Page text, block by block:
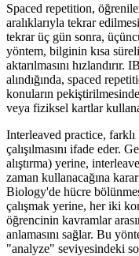
Spaced repetition,
aralıklarıyla tekrar
tekrar üç gün sonra,
yöntem, bilginin kısa
aktarılmasını hızlandırır.
alındığında, spaced
konuların
veya fiziksel kartlar
Interleaved practice,
çalışılmasını ifade eder.
alıştırma) yerine,
zaman kullanacağına
Biology'de hücre
çalışmak yerine, her iki
öğrencinin kavramlar
anlamasını sağlar. Bu
"analyze" seviyesindeki